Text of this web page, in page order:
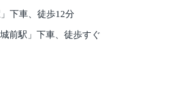
下車、徒歩12分
前駅」下車、徒歩すぐ